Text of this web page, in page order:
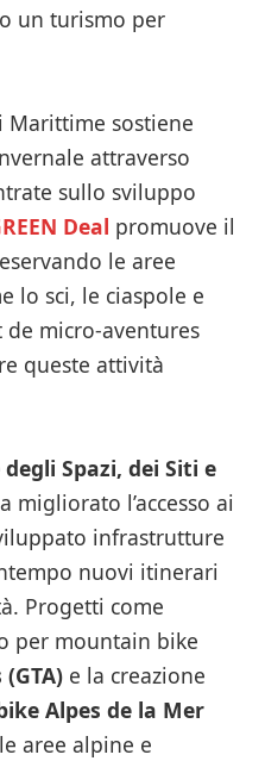
un turismo per
sostiene
attraverso
sullo sviluppo
Deal promuove il
le aree
lo sci, le ciaspole e
de micro-aventures
queste attività
Spazi, dei Siti e
migliorato l’accesso ai
infrastrutture
nuovi itinerari
Progetti come
per mountain bike
e la creazione
Alpes de la Mer
aree alpine e